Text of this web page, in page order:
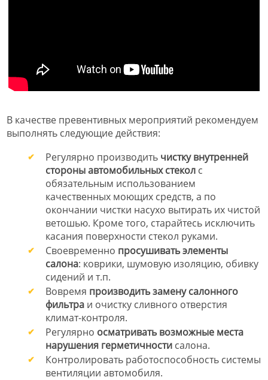
В качестве превентивных мероприятий рекомендуем
выполнять следующие действия:
Регулярно производить чистку внутренней
стороны автомобильных стекол с
обязательным использованием
качественных моющих средств, а по
окончании чистки насухо вытирать их чистой
ветошью. Кроме того, старайтесь исключить
касания поверхности стекол руками.
Своевременно просушивать элементы
салона: коврики, шумовую изоляцию, обивку
сидений и т.п.
Вовремя производить замену салонного
фильтра и очистку сливного отверстия
климат-контроля.
Регулярно осматривать возможные места
нарушения герметичности салона.
Контролировать работоспособность системы
вентиляции автомобиля.